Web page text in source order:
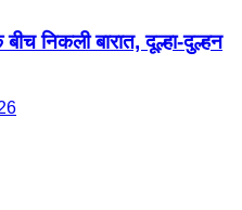
निकली बारात, दूल्हा-दुल्हन